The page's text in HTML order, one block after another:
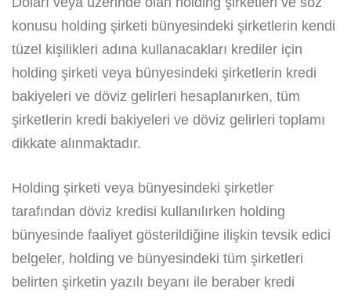
konusu holding şirketi bünyesindeki şirketlerin kendi
tüzel kişilikleri adına kullanacakları krediler için
holding şirketi veya bünyesindeki şirketlerin kredi
bakiyeleri ve döviz gelirleri hesaplanırken, tüm
şirketlerin kredi bakiyeleri ve döviz gelirleri toplamı
dikkate alınmaktadır.
Holding şirketi veya bünyesindeki şirketler
tarafından döviz kredisi kullanılırken holding
bünyesinde faaliyet gösterildiğine ilişkin tevsik edici
belgeler, holding ve bünyesindeki tüm şirketleri
belirten şirketin yazılı beyanı ile beraber kredi